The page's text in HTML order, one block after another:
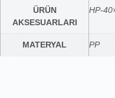
ÜRÜN
AKSESUARLARI
HP-
MATERYAL PP